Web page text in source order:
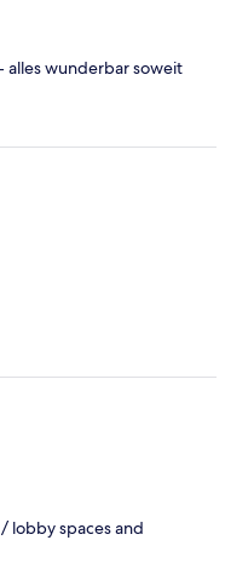
alles wunderbar soweit
lobby spaces and